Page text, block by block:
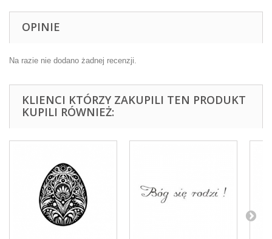
OPINIE
Na razie nie dodano żadnej recenzji.
KLIENCI KTÓRZY ZAKUPILI TEN PRODUKT
KUPILI RÓWNIEŻ: